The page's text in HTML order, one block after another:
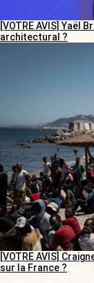
[VOTRE AVIS] Yaël
architectural ?
[VOTRE AVIS]
sur la France ?